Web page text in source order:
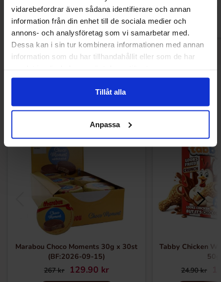
vidarebefordrar även sådana identifierare och annan
information från din enhet till de sociala medier och
annons- och analysföretag som vi samarbetar med.
Dessa kan i sin tur kombinera informationen med annan
information som du har tillhandahållit eller som de har
Tillåt alla
Anpassa
Andre kunne lide
Marabou Choco Moments 30g x 30st
(BF:2026-09-15)
267 kr 129.90 kr
Tabby Chicken
50g
24.90 kr